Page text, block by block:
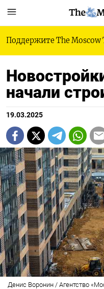
Поддержите The Moscow
начали
19.03.2025
Денис Воронин / Агентство